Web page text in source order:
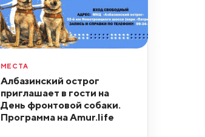
МЕСТА
Албазинский острог
приглашает в гости на
День фронтовой собаки.
Программа на Amur.life